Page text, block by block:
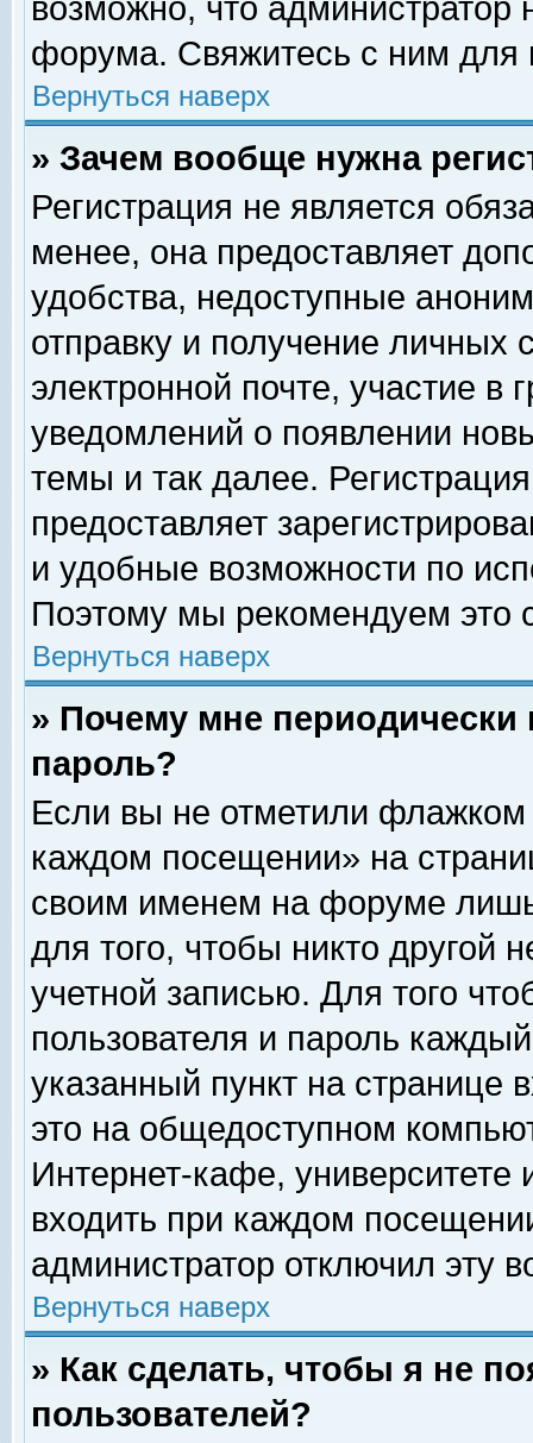
возможно, что
форума. Свяжитесь с ним для
Вернуться наверх
» Зачем вообще нужна
Регистрация не является
менее, она предоставляет
удобства, недоступные
отправку и получение личных
электронной почте, участие в
уведомлений о появлении
темы и так далее.
предоставляет
и удобные возможности по
Поэтому мы рекомендуем это
Вернуться наверх
» Почему мне
пароль?
Если вы не отметили флажком
каждом посещении» на
своим именем на форуме
для того, чтобы никто другой
учетной записью. Для того
пользователя и пароль
указанный пункт на
это на общедоступном
Интернет-кафе, университете
входить при каждом
администратор отключил эту
Вернуться наверх
» Как сделать, чтобы я не
пользователей?